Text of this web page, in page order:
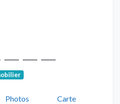
Photos Carte